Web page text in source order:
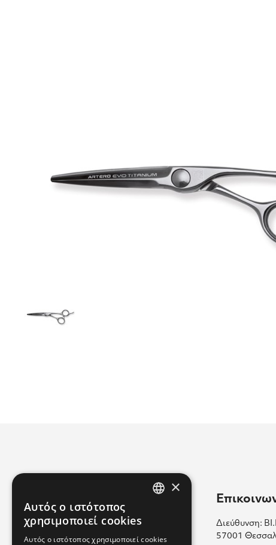
Χρήσιμοι Σύνδεσμοι
Επικοινωνία
Διεύθυνση:
57001
×
Αυτός ο ιστότοπος
χρησιμοποιεί cookies
Αυτός ο ιστότοπος χρησιμοποιεί cookies